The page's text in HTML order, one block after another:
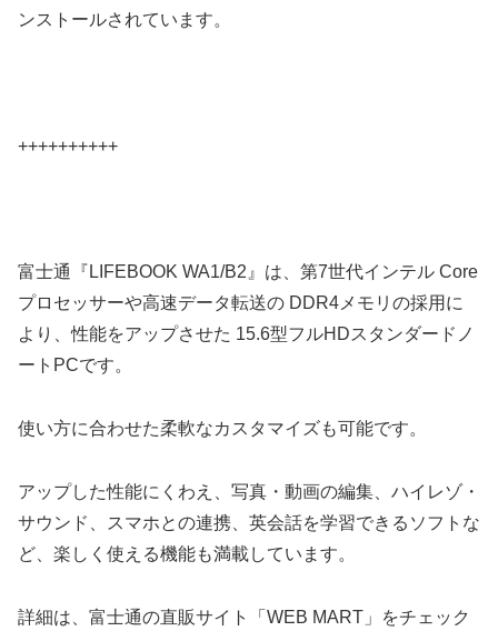
ンストールされています。
++++++++++
富士通『LIFEBOOK WA1/B2』は、第7世代インテル Core
プロセッサーや高速データ転送の DDR4メモリの採用に
より、性能をアップさせた 15.6型フルHDスタンダードノ
ートPCです。
使い方に合わせた柔軟なカスタマイズも可能です。
アップした性能にくわえ、写真・動画の編集、ハイレゾ・
サウンド、スマホとの連携、英会話を学習できるソフトな
ど、楽しく使える機能も満載しています。
詳細は、富士通の直販サイト「WEB MART」をチェック